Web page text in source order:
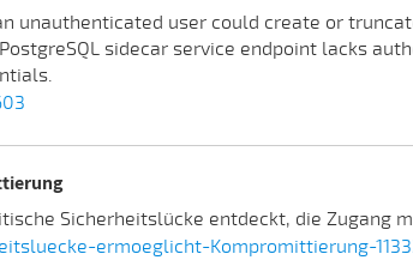
unauthenticated user could create or
sidecar service endpoint lacks
Sicherheitslücke entdeckt, die Zugang
ermoeglicht-Kompromittierung-